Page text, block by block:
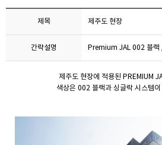
제목 제주도 현장
간략설명 Premium JAL 002 블랙
제주도 현장에 적용된 PREMIUM
색상은 002 블랙과 싱글락 시스템